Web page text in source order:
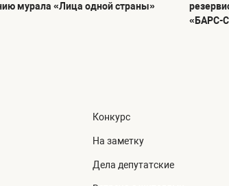
мурала «Лица одной страны»
«БАРС-
Конкурс
На заметку
Дела депутатские